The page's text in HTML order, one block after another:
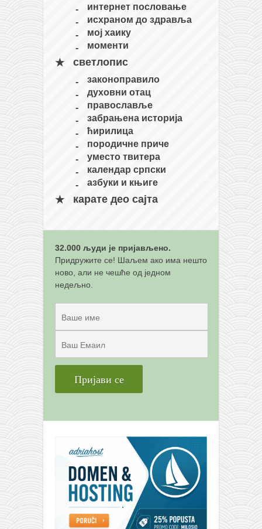
тимбеи рочин
тсунами дојо
програм
снимци наступа
галерија клуба
чланарина
контакт
бесплатна е-књига
термини тренинга
моја прича
моја прича
фотке
контакт
интернет пословање
исхраном до здравља
мој хаику
моменти
светлопис
законоправило
духовни отац
православље
забрањена историја
ћирилица
породичне приче
уместо твитера
календар српски
азбуки и књиге
карате део сајта
32.000 људи је пријављено.
Придружите се! Шаљем ако има нешто
ново, али не чешће од једном
недељно.